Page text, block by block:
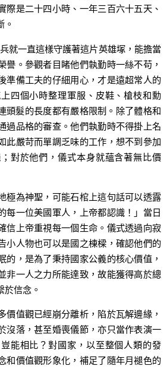
際是二十四小時、一年三百六十五天、
。
一直這樣守護著這片英雄塚，能擔當
譽。參觀者目睹他們執勤時一絲不苟，
準備工夫的仔細用心，才是遠超常人的
四個小時整理軍服、皮鞋、槍枝和勳
髮的長度都有嚴格限制。除了體格和
過品格的審查。他們執勤時不得掛上名
此嚴苛而單調乏味的工作，想不到參加
對於他們，儀式本身就蘊含著無比價
為神聖，可能石棺上這句話可以透露
每一位美國軍人，上帝都認識！」當日
信上帝重視每一個生命。儀式透過向寂
小人物也可以是國之棟樑，確認他們的
的，是為了秉持國家公義的核心價值，
非一人之力所能達致，故能獲得高於總
信念。
值觀已經崩分離析，陷於瓦解邊緣，
沒落，甚至婚喪儀節，亦只當作表演一
能相比？對國家，以至整個人類的發
和價值觀形象化，補足了隨年月褪色的